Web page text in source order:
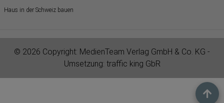
Haus in der Schweiz bauen
© 2026 Copyright: MedienTeam Verlag GmbH & Co. KG -
Umsetzung: traffic king GbR